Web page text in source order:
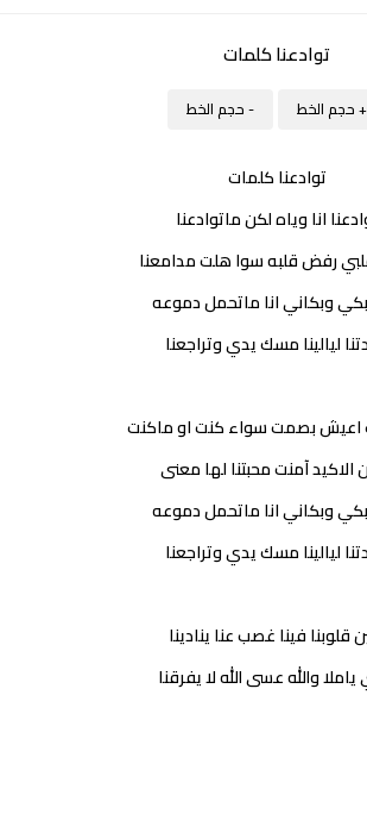
توادعنا كلمات
+ حجم الخط - حجم الخط
توادعنا كلمات
انا وياه لكن ماتوادعنا
رفض قلبه سوا هلت مدامعنا
وبكاني انا ماتحمل دموعه
ليالينا مسك يدي وتراجعنا
اعيش بصمت سواء كنت او ماكنت
الاكيد آمنت محبتنا لها معنى
وبكاني انا ماتحمل دموعه
ليالينا مسك يدي وتراجعنا
قلوبنا فينا غصب عنا ينادينا
ياملا والله عسى الله لا يفرقنا